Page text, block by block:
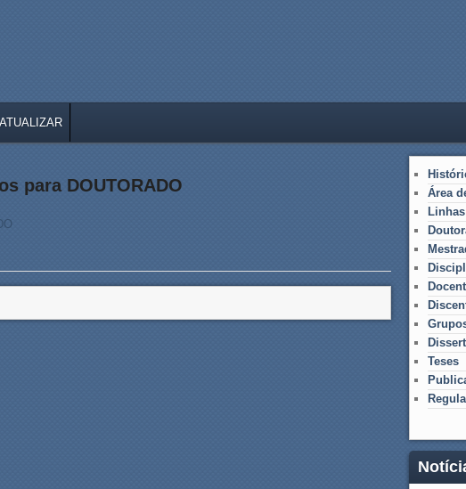
ATUALIZAR
para DOUTORADO
Área
Teses